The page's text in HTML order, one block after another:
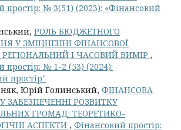
простір: № 3(51) (2023): «Фінансовий
РОЛЬ БЮДЖЕТНОГО
У ЗМІЦНЕННІ ФІНАНСОВОЇ
РЕГІОНАЛЬНИЙ І ЧАСОВИЙ ВИМІР ,
простір: № 1-2 (53) (2024):
простір"
Юрій Голинський, ФІНАНСОВА
ЗАБЕЗПЕЧЕННІ РОЗВИТКУ
ГРОМАД: ТЕОРЕТИКО-
АСПЕКТИ , Фінансовий простір: